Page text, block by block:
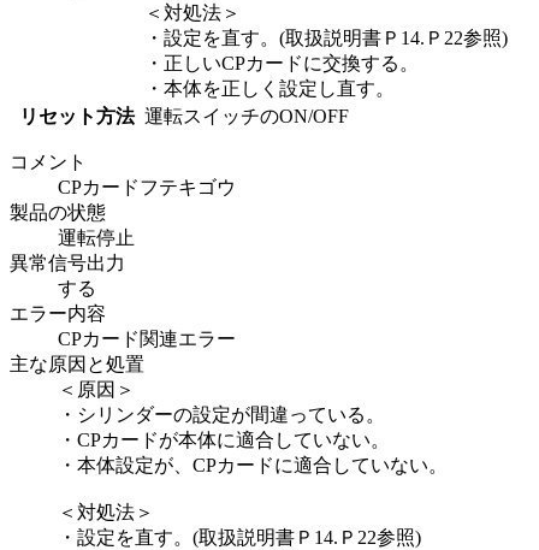
＜対処法＞
・設定を直す。(取扱説明書Ｐ14.Ｐ22参照)
・正しいCPカードに交換する。
・本体を正しく設定し直す。
リセット方法 運転スイッチのON/OFF
コメント
CPカードフテキゴウ
製品の状態
運転停止
異常信号出力
する
エラー内容
CPカード関連エラー
主な原因と処置
＜原因＞
・シリンダーの設定が間違っている。
・CPカードが本体に適合していない。
・本体設定が、CPカードに適合していない。
＜対処法＞
・設定を直す。(取扱説明書Ｐ14.Ｐ22参照)